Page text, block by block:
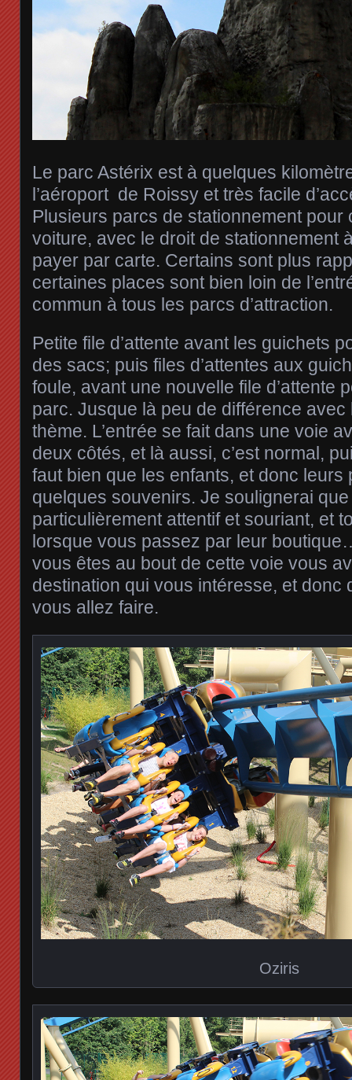
Le parc Astérix est à quelques
l’aéroport de Roissy et très facile
Plusieurs parcs de stationnement pour
voiture, avec le droit de stationnement
payer par carte. Certains sont plus
certaines places sont bien loin de
commun à tous les parcs d’attraction.
Petite file d’attente avant les guichets
des sacs; puis files d’attentes aux
foule, avant une nouvelle file d’attente
parc. Jusque là peu de différence
thème. L’entrée se fait dans une voie
deux côtés, et là aussi, c’est normal,
faut bien que les enfants, et donc leurs
quelques souvenirs. Je soulignerai
particulièrement attentif et souriant, et
lorsque vous passez par leur
vous êtes au bout de cette voie vous
destination qui vous intéresse, et donc
vous allez faire.
Oziris